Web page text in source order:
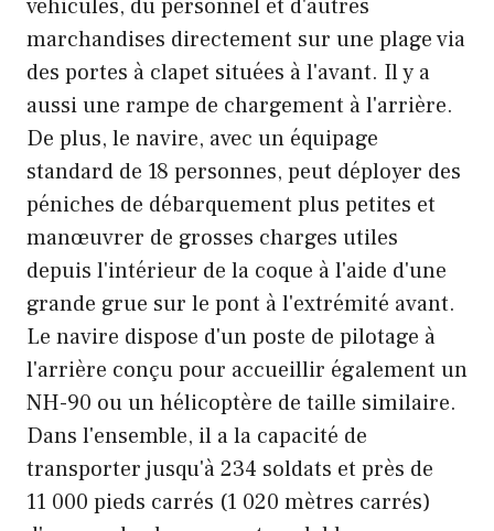
véhicules, du personnel et d'autres
marchandises directement sur une plage via
des portes à clapet situées à l'avant. Il y a
aussi une rampe de chargement à l'arrière.
De plus, le navire, avec un équipage
standard de 18 personnes, peut déployer des
péniches de débarquement plus petites et
manœuvrer de grosses charges utiles
depuis l'intérieur de la coque à l'aide d'une
grande grue sur le pont à l'extrémité avant.
Le navire dispose d'un poste de pilotage à
l'arrière conçu pour accueillir également un
NH-90 ou un hélicoptère de taille similaire.
Dans l'ensemble, il a la capacité de
transporter jusqu'à 234 soldats et près de
11 000 pieds carrés (1 020 mètres carrés)